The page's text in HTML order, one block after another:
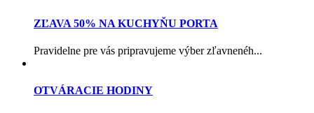
ZĽAVA 50% NA KUCHYŇU PORTA
Pravidelne pre vás pripravujeme výber zľavnenéh...
OTVÁRACIE HODINY